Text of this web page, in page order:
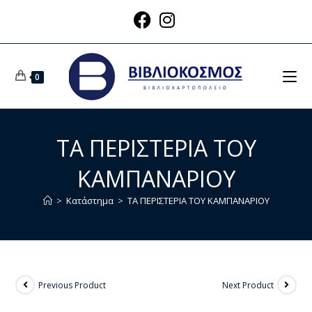
0
ΤΑ ΠΕΡΙΣΤΕΡΙΑ ΤΟΥ
ΚΑΜΠΑΝΑΡΙΟΥ
> Κατάστημα > ΤΑ ΠΕΡΙΣΤΕΡΙΑ ΤΟΥ ΚΑΜΠΑΝΑΡΙΟΥ
Previous Product Next Product